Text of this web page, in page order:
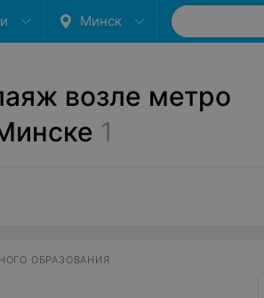
Минск
возле метро
1
ОБРАЗОВАНИЯ